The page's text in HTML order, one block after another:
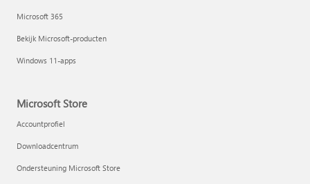
Microsoft 365
Bekijk Microsoft-producten
Windows 11-apps
Microsoft Store
Accountprofiel
Downloadcentrum
Ondersteuning Microsoft Store